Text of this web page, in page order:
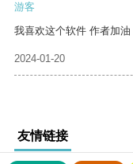
游客
我喜欢这个软件 作者加油
2024-01-20
友情链接